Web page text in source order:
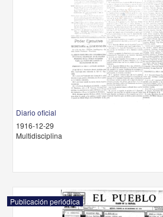
Diario oficial
1916-12-29
Multidisciplina
Publicación periódica